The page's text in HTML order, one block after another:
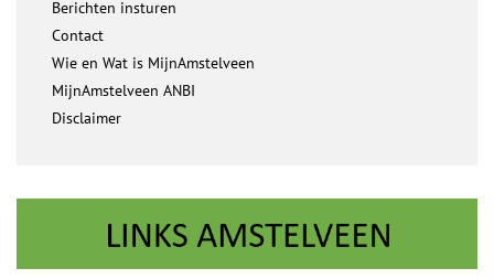
Berichten insturen
Contact
Wie en Wat is MijnAmstelveen
MijnAmstelveen ANBI
Disclaimer